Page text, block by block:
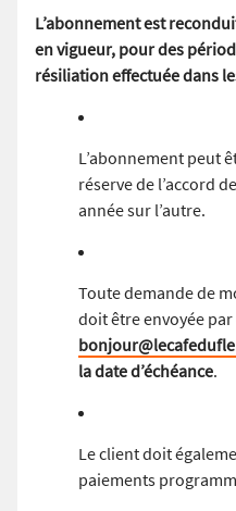
L’abonnement est
en vigueur, pour des
résiliation effectuée dans
L’abonnement peut
réserve de l’accord
année sur l’autre.
Toute demande de
doit être envoyée par
la date d’échéance.
Le client doit
paiements